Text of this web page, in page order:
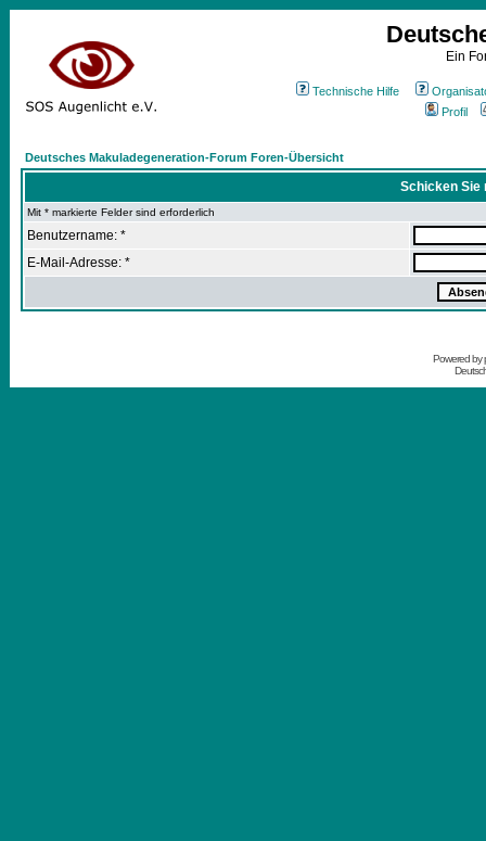
Ein
Technische Hilfe
Profil
Deutsches Makuladegeneration-Forum Foren-Übersicht
Schicken Sie
Mit * markierte Felder sind erforderlich
Benutzername: *
E-Mail-Adresse: *
Powered by